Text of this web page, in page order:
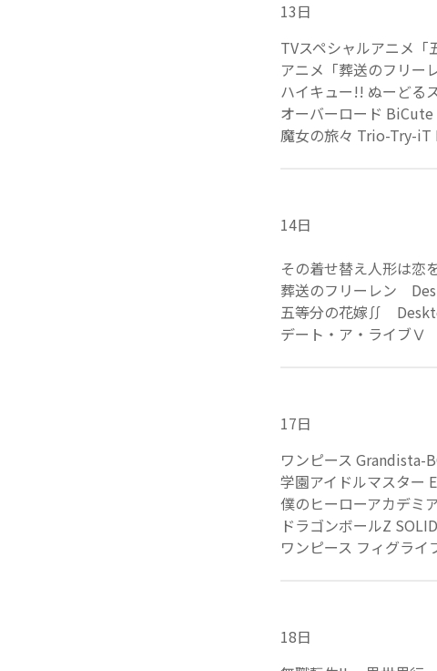
13日
TVスペシャルアニメ
アニメ「葬送のフリー
ハイキュー!! ぬーどる
オーバーロード
魔女の旅々 Trio-Try-iT
14日
その着せ替え人形は
葬送のフリーレン
五等分の花嫁∬
デート・ア・ライブⅤ
17日
ワンピース Grandista-
学園アイドルマスター
僕のヒーローアカデミ
ドラゴンボールZ
ワンピース フィグラ
18日